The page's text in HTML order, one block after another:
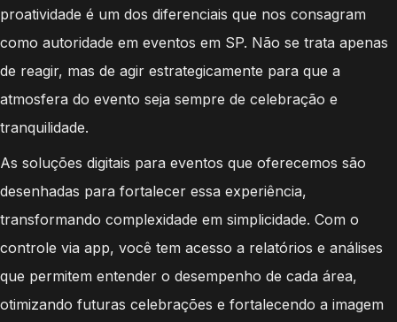
proatividade é um dos diferenciais que nos consagram
como autoridade em eventos em SP. Não se trata apenas
de reagir, mas de agir estrategicamente para que a
atmosfera do evento seja sempre de celebração e
tranquilidade.
As soluções digitais para eventos que oferecemos são
desenhadas para fortalecer essa experiência,
transformando complexidade em simplicidade. Com o
controle via app, você tem acesso a relatórios e análises
que permitem entender o desempenho de cada área,
otimizando futuras celebrações e fortalecendo a imagem